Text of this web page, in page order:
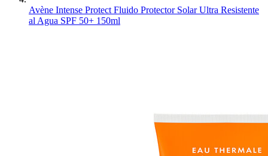
Avène Intense Protect Fluido Protector Solar Ultra Resistente
al Agua SPF 50+ 150ml